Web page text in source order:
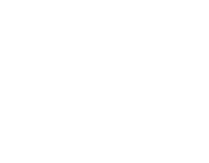
Хоть эта деталь и не